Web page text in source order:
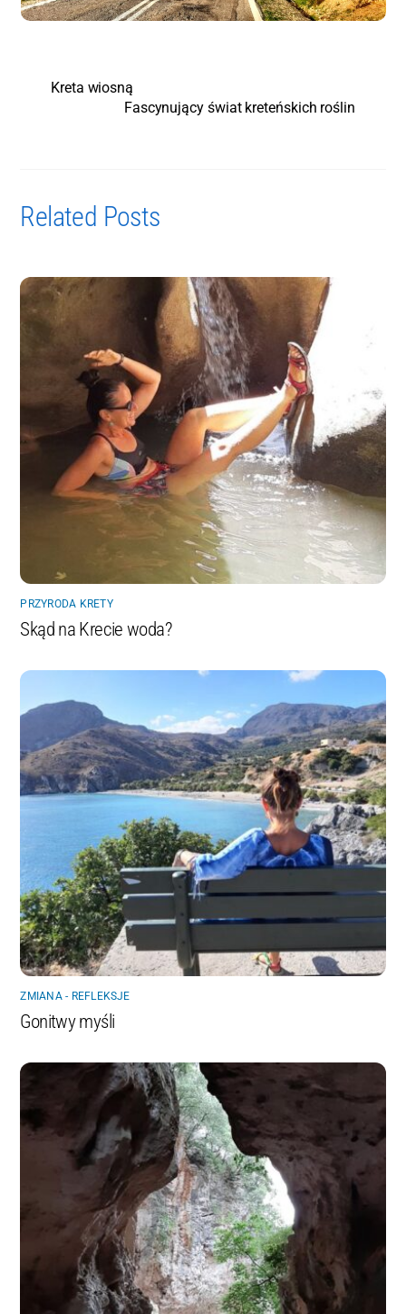
Kreta wiosną
Fascynujący świat kreteńskich roślin
Related Posts
PRZYRODA KRETY
Skąd na Krecie woda?
ZMIANA - REFLEKSJE
Gonitwy myśli